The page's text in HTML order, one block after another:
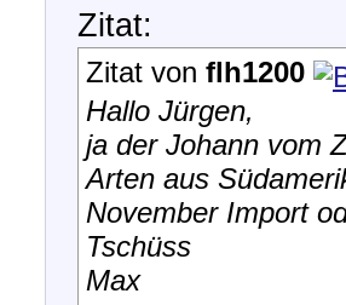
Zitat:
Zitat von flh1200
Hallo Jürgen,
ja der Johann vom
Arten aus
November Import
Tschüss
Max